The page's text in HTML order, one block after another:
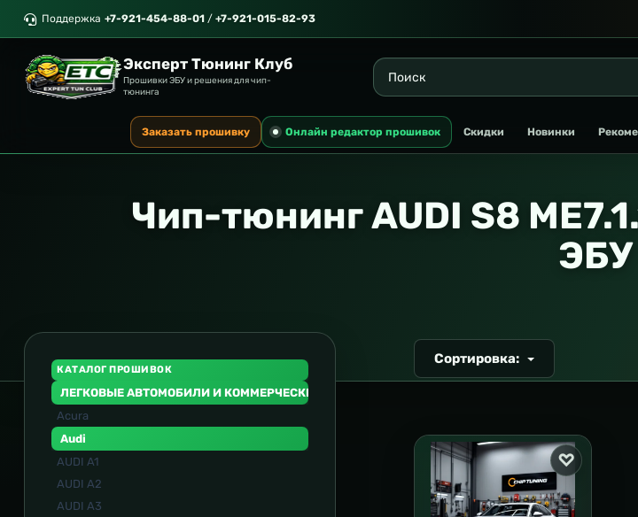
Поддержка +7-921-454-88-01 / +7-921-015-82-93
Эксперт Тюнинг Клуб
Прошивки ЭБУ и решения для чип-
тюнинга
Заказать прошивку Онлайн редактор прошивок Скидки Новинки
Чип-тюнинг AUDI S8
ЭБУ
КАТАЛОГ ПРОШИВОК
ЛЕГКОВЫЕ АВТОМОБИЛИ И КОММЕРЧЕСКИЙ ТРАНСПОРТ
Acura
Audi
AUDI A1
AUDI A2
AUDI A3
Сортировка: